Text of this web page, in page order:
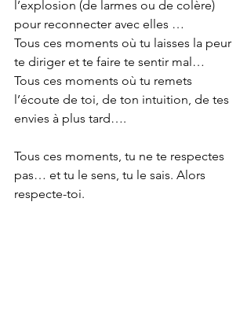
l’explosion (de larmes ou de colère)
pour reconnecter avec elles …
Tous ces moments où tu laisses la peur
te diriger et te faire te sentir mal…
Tous ces moments où tu remets
l’écoute de toi, de ton intuition, de tes
envies à plus tard….
Tous ces moments, tu ne te respectes
pas… et tu le sens, tu le sais. Alors
respecte-toi.